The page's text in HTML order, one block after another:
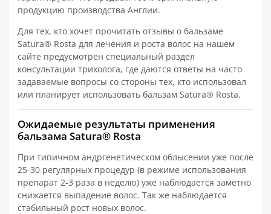
продукцию производства Англии.
Для тех, кто хочет прочитать отзывы о бальзаме
Satura® Rosta для лечения и роста волос на нашем
сайте предусмотрен специальный раздел
консультации трихолога, где даются ответы на часто
задаваемые вопросы со стороны тех, кто использовал
или планирует использовать бальзам Satura® Rosta.
Ожидаемые результаты применения
бальзама Satura® Rosta
При типичном андргенетическом облысении уже после
25-30 регулярных процедур (в режиме использования
препарат 2-3 раза в неделю) уже наблюдается заметно
снижается выпадение волос. Так же наблюдается
стабильный рост новых волос.